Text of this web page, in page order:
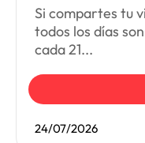
Si compartes tu
todos los días
cada 21...
24/07/2026